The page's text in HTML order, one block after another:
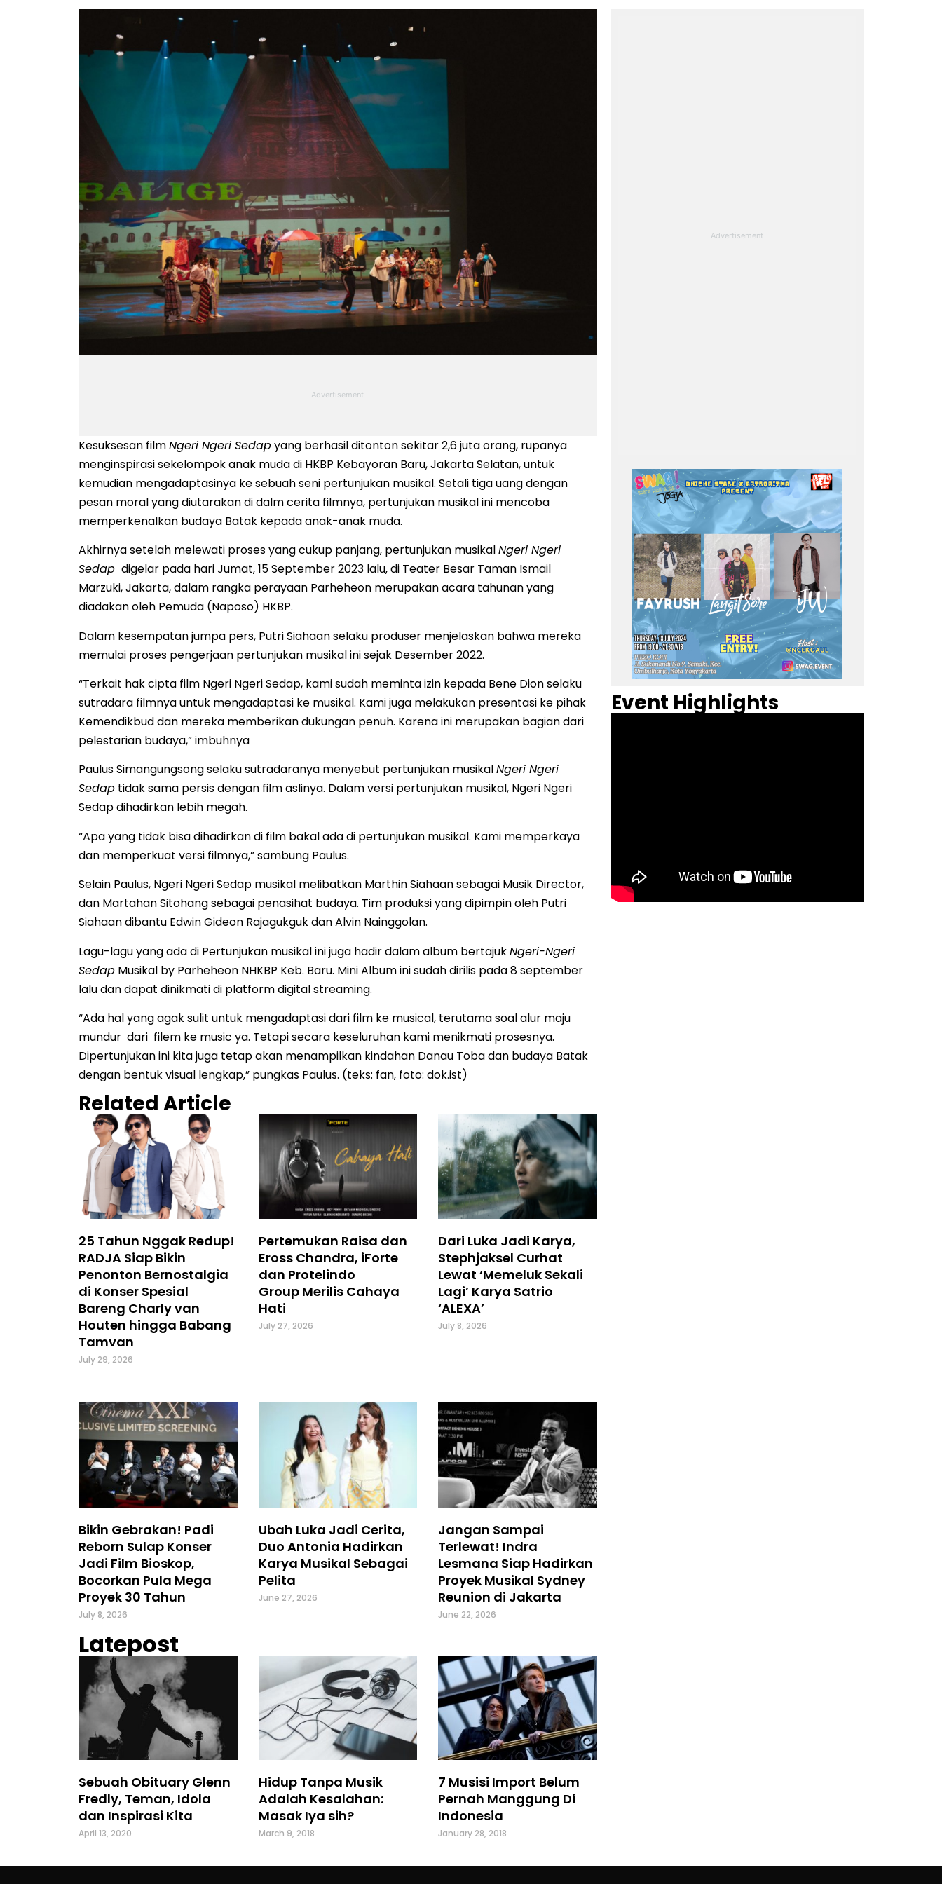
Kesuksesan filmNgeri Ngeri Sedapyang berhasil ditonton sekitar 2,6 juta orang, rupanya
menginspirasi sekelompok anak muda di HKBP Kebayoran Baru, Jakarta Selatan, untuk
kemudian mengadaptasinya ke sebuah seni pertunjukan musikal. Setali tiga uang dengan
pesan moral yang diutarakan di dalm cerita filmnya, pertunjukan musikal ini mencoba
memperkenalkan budaya Batak kepada anak-anak muda.
Akhirnya setelah melewati proses yang cukup panjang, pertunjukan musikalNgeri Ngeri
Sedap digelar pada hari Jumat, 15 September 2023 lalu, di Teater Besar Taman Ismail
Marzuki, Jakarta, dalam rangka perayaan Parheheon merupakan acara tahunan yang
diadakan oleh Pemuda (Naposo) HKBP.
Dalam kesempatan jumpa pers, Putri Siahaan selaku produser menjelaskan bahwa mereka
memulai proses pengerjaan pertunjukan musikal ini sejak Desember 2022.
“Terkait hak cipta film Ngeri Ngeri Sedap, kami sudah meminta izin kepada Bene Dion selaku
sutradara filmnya untuk mengadaptasi ke musikal. Kami juga melakukan presentasi ke pihak
Kemendikbud dan mereka memberikan dukungan penuh. Karena ini merupakan bagian dari
pelestarian budaya,” imbuhnya
Paulus Simangungsong selaku sutradaranya menyebut pertunjukan musikalNgeri Ngeri
Sedap tidak sama persis dengan film aslinya. Dalam versi pertunjukan musikal, Ngeri Ngeri
Sedap dihadirkan lebih megah.
“Apa yang tidak bisa dihadirkan di film bakal ada di pertunjukan musikal. Kami memperkaya
dan memperkuat versi filmnya,” sambung Paulus.
Selain Paulus, Ngeri Ngeri Sedap musikal melibatkan Marthin Siahaan sebagai Musik Director,
dan Martahan Sitohang sebagai penasihat budaya. Tim produksi yang dipimpin oleh Putri
Siahaan dibantu Edwin Gideon Rajagukguk dan Alvin Nainggolan.
Lagu-lagu yang ada di Pertunjukan musikal ini juga hadir dalam album bertajukNgeri-Ngeri
Sedap Musikal by Parheheon NHKBP Keb. Baru. Mini Album ini sudah dirilis pada 8 september
lalu dan dapat dinikmati di platform digital streaming.
“Ada hal yang agak sulit untuk mengadaptasi dari film ke musical, terutama soal alur maju
mundur dari filem ke music ya. Tetapi secara keseluruhan kami menikmati prosesnya.
Dipertunjukan ini kita juga tetap akan menampilkan kindahan Danau Toba dan budaya Batak
dengan bentuk visual lengkap,” pungkas Paulus. (teks: fan, foto: dok.ist)
Related Article
25 Tahun Nggak Redup!
RADJA Siap Bikin
Penonton Bernostalgia
di Konser Spesial
Bareng Charly van
Houten hingga Babang
Tamvan
July 29, 2026
Pertemukan Raisa dan
Eross Chandra, iForte
dan Protelindo
Group Merilis Cahaya
Hati
July 27, 2026
Dari Luka Jadi Karya,
Stephjaksel Curhat
Lewat ‘Memeluk Sekali
Lagi’ Karya Satrio
‘ALEXA’
July 8, 2026
Bikin Gebrakan! Padi
Reborn Sulap Konser
Jadi Film Bioskop,
Bocorkan Pula Mega
Proyek 30 Tahun
July 8, 2026
Ubah Luka Jadi Cerita,
Duo Antonia Hadirkan
Karya Musikal Sebagai
Pelita
June 27, 2026
Jangan Sampai
Terlewat! Indra
Lesmana Siap Hadirkan
Proyek Musikal Sydney
Reunion di Jakarta
June 22, 2026
Latepost
Sebuah Obituary Glenn
Fredly, Teman, Idola
dan Inspirasi Kita
April 13, 2020
Hidup Tanpa Musik
Adalah Kesalahan:
Masak Iya sih?
March 9, 2018
7 Musisi Import Belum
Pernah Manggung Di
Indonesia
January 28, 2018
Event Highlights